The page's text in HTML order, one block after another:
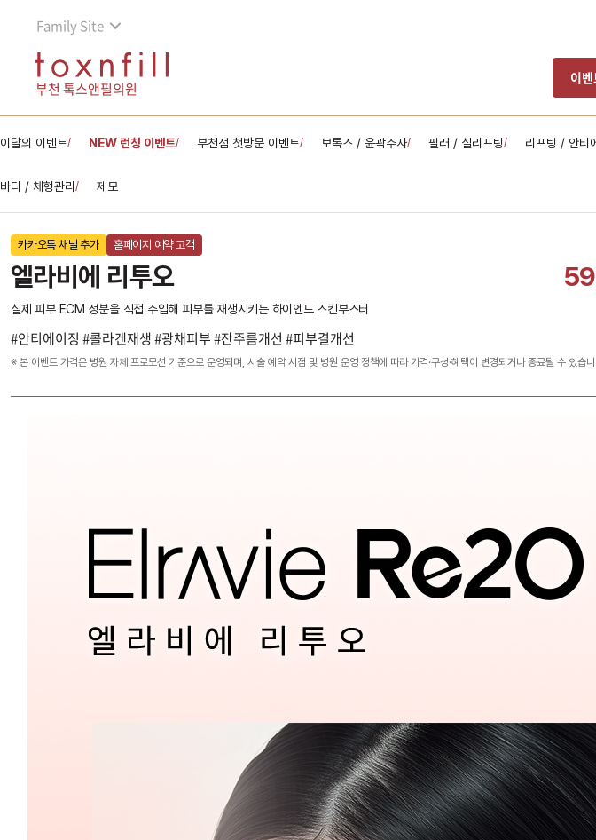
Family Site
부천 톡스앤필의원
이
이달의 이벤트/ NEW 런칭 이벤트/ 부천점 첫방문 이벤트/ 보톡스 / 윤곽주사/ 필러 / 실리프팅/ 리프팅 / 안티
바디 / 체형관리/ 제모
카카오톡 채널 추가 홈페이지 예약 고객
엘라비에 리투오
실제 피부 ECM 성분을 직접 주입해 피부를 재생시키는 하이엔드 스킨부스터
#안티에이징 #콜라겐재생 #광채피부 #잔주름개선 #피부결개선
※ 본 이벤트 가격은 병원 자체 프로모션 기준으로 운영되며, 시술 예약 시점 및 병원 운영 정책에 따라 가격·구성·혜택이 변경되거나 종료될 수 있습